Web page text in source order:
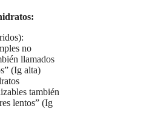
no
llamados
(Ig alta)
también
lentos” (Ig